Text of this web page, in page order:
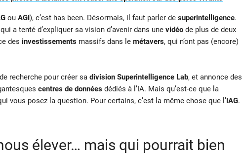
ou AGI), c’est has been. Désormais, il faut parler de superintelligence.
a tenté d’expliquer sa vision d’avenir dans une vidéode plus de deux
des investissementsmassifs dans le métavers, qui n’ont pas (encore)
recherche pour créer sa division Superintelligence Lab, et annonce des
centres de donnéesdédiés à l’IA. Mais qu’est-ce que la
vous posez la question. Pour certains, c’est la même chose que l’IAG.
élever… mais qui pourrait bien